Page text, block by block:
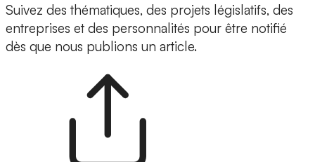
Suivez des thématiques, des projets législatifs, des
entreprises et des personnalités pour être notifié
dès que nous publions un article.